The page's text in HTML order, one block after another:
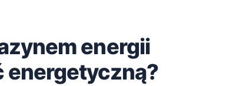
energii
energetyczną?